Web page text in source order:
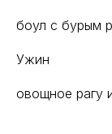
боул с бурым
Ужин
овощное рагу